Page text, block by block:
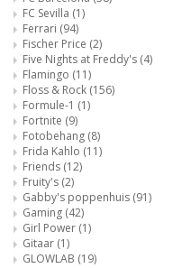
FC Sevilla (1)
Ferrari (94)
Fischer Price (2)
Five Nights at Freddy's (4)
Flamingo (11)
Floss & Rock (156)
Formule-1 (1)
Fortnite (9)
Fotobehang (8)
Frida Kahlo (11)
Friends (12)
Fruity's (2)
Gabby's poppenhuis (91)
Gaming (42)
Girl Power (1)
Gitaar (1)
GLOWLAB (19)